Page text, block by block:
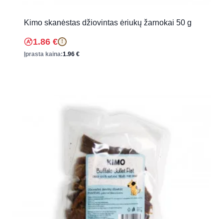
Kimo skanėstas džiovintas ėriukų žarnokai 50 g
1.86 € !
Įprasta kaina:1.96 €